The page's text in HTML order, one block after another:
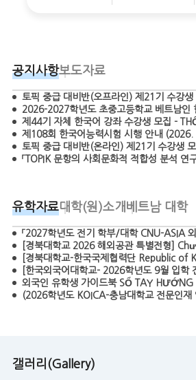
공지사항보도자료
토픽 중급 대비반(오프라인) 제21기 수강생
토픽 중급 대비반(온라인) 제21기 수강생
유학자료대학(원)소개 베트남 대학
갤러리(Gallery)